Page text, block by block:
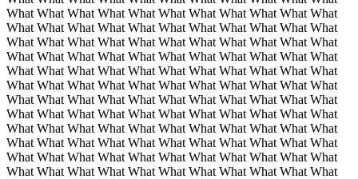
What What What What What What What What What What What
What What What What What What What What What What What
What What What What What What What What What What What
What What What What What What What What What What What
What What What What What What What What What What What
What What What What What What What What What What What
What What What What What What What What What What What
What What What What What What What What What What What
What What What What What What What What What What What
What What What What What What What What What What What
What What What What What What What What What What What
What What What What What What What What What What What